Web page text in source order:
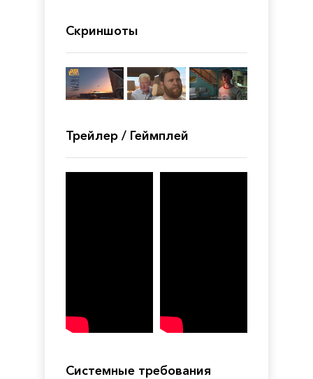
Скриншоты
Трейлер / Геймплей
Системные требования